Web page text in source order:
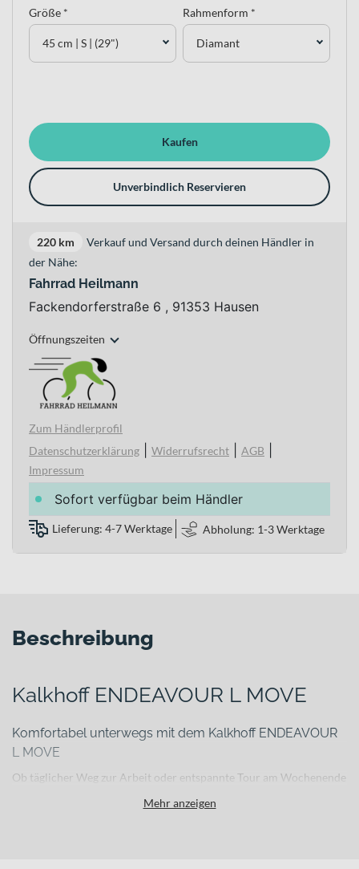
Größe *
45 cm | S | (29")
Rahmenform *
Diamant
Kaufen
Unverbindlich Reservieren
220 km
Verkauf und Versand durch deinen Händler in
der Nähe:
Fahrrad Heilmann
Fackendorferstraße 6 , 91353 Hausen
Öffnungszeiten
Zum Händlerprofil
Datenschutzerklärung
Widerrufsrecht AGB
Impressum
Sofort verfügbar beim Händler
Lieferung: 4-7 Werktage Abholung: 1-3 Werktage
Beschreibung
Kalkhoff ENDEAVOUR L MOVE
Komfortabel unterwegs mit dem Kalkhoff ENDEAVOUR
L MOVE
Ob täglicher Weg zur Arbeit oder entspannte Tour am Wochenende
Bike, das dich zuverlässig unterstützt und gleichzeitig ein
Mehr anzeigen